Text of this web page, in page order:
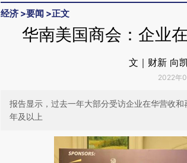
经济 >要闻 >正文
华南美国商会：企业
文｜财新 向
2022年
报告显示，过去一年大部分受访企业在华营收
年及以上